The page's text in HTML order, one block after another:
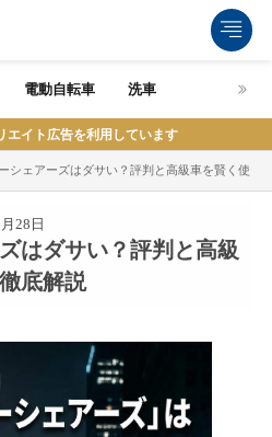
電動自転車 洗車
エイト広告を利用しています
シェアーズはダサい？評判と高級車を賢く使う
28日
はダサい？評判と高級
底解説